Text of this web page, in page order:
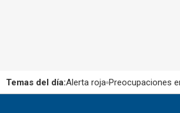
Temas del día:Alerta roja Preocupaciones